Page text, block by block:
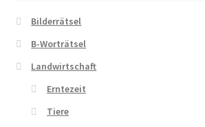
Bilderrätsel
B-Worträtsel
Landwirtschaft
Erntezeit
Tiere